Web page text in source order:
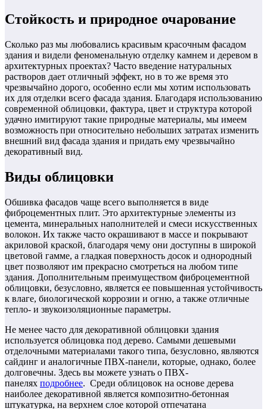
Стойкость и природное очарование
Сколько раз мы любовались красивым красочным фасадом
здания и видели феноменальную отделку камнем и деревом в
архитектурных проектах? Часто введение натуральных
растворов дает отличный эффект, но в то же время это
чрезвычайно дорого, особенно если мы хотим использовать
их для отделки всего фасада здания. Благодаря использованию
современной облицовки, фактура, цвет и структура которой
удачно имитируют такие природные материалы, мы имеем
возможность при относительно небольших затратах изменить
внешний вид фасада здания и придать ему чрезвычайно
декоративный вид.
Виды облицовки
Обшивка фасадов чаще всего выполняется в виде
фиброцементных плит. Это архитектурные элементы из
цемента, минеральных наполнителей и смеси искусственных
волокон. Их также часто окрашивают в массе и покрывают
акриловой краской, благодаря чему они доступны в широкой
цветовой гамме, а гладкая поверхность досок и однородный
цвет позволяют им прекрасно смотреться на любом типе
здания. Дополнительным преимуществом фиброцементной
облицовки, безусловно, является ее повышенная устойчивость
к влаге, биологической коррозии и огню, а также отличные
тепло- и звукоизоляционные параметры.
Не менее часто для декоративной облицовки здания
используется облицовка под дерево. Самыми дешевыми
отделочными материалами такого типа, безусловно, являются
сайдинг и аналогичные ПВХ-панели, которые, однако, более
долговечны. Здесь вы можете узнать о ПВХ-
панелях подробнее. Среди облицовок на основе дерева
наиболее декоративной является композитно-бетонная
штукатурка, на верхнем слое которой отпечатана